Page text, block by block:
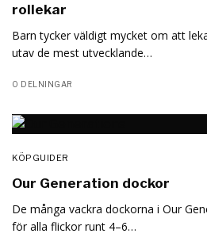
rollekar
Barn tycker väldigt mycket om att
utav de mest utvecklande…
0 DELNINGAR
KÖPGUIDER
Our Generation dockor
De många vackra dockorna i Our
för alla flickor runt 4–6…